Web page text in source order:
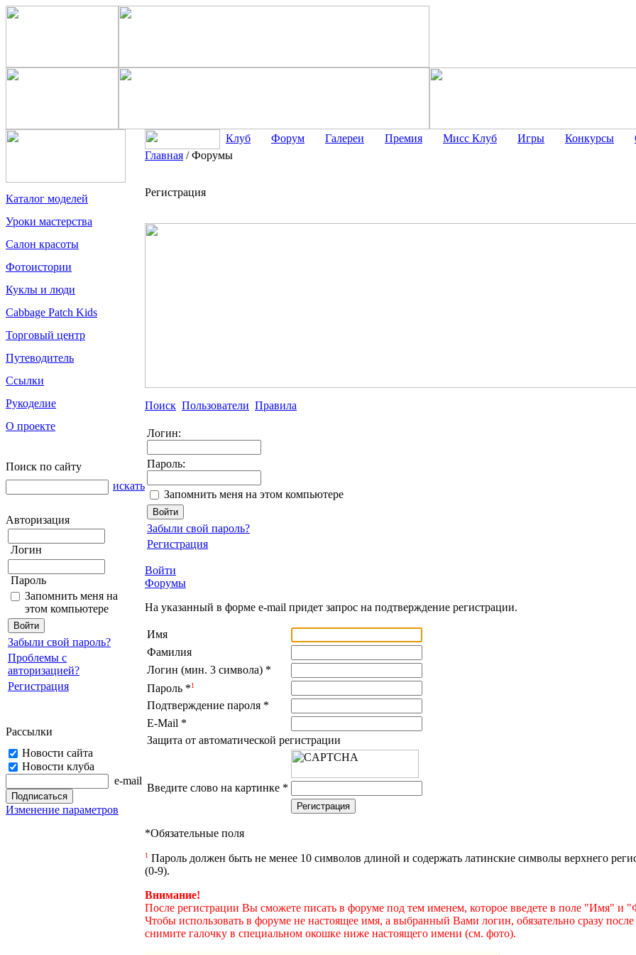
Каталог моделей
Уроки мастерства
Салон красоты
Фотоистории
Куклы и люди
Cabbage Patch Kids
Торговый центр
Путеводитель
Ссылки
Рукоделие
О проекте
Поиск по сайту
искать
Авторизация
Логин
Пароль
Запомнить меня на
этом компьютере
Забыли свой пароль?
Проблемы с
авторизацией?
Регистрация
Рассылки
Новости сайта
Новости клуба
e-mail
Изменение параметров
Клуб Форум Галереи Премия Мисс Клуб Игры Конкурсы
Главная /Форумы
Регистрация
Поиск Пользователи Правила
Логин:
Пароль:
Запомнить меня на этом компьютере
Забыли свой пароль?
Регистрация
Войти
Форумы
На указанный в форме e-mail придет запрос на подтверждение регистрации.
Имя
Фамилия
Логин (мин. 3 символа) *
Пароль *1
Подтверждение пароля *
E-Mail *
Защита от автоматической регистрации
Введите слово на картинке *
*Обязательные поля
1 Пароль должен быть не менее 10 символов длиной и содержать латинские символы верхнего
(0-9).
Внимание!
После регистрации Вы сможете писать в форуме под тем именем, которое введете в поле "Имя" и
Чтобы использовать в форуме не настоящее имя, а выбранный Вами логин, обязательно сразу
снимите галочку в специальном окошке ниже настоящего имени (см. фото).